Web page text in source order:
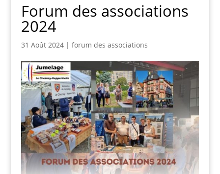
Forum des associations
2024
31 Août 2024| forum des associations